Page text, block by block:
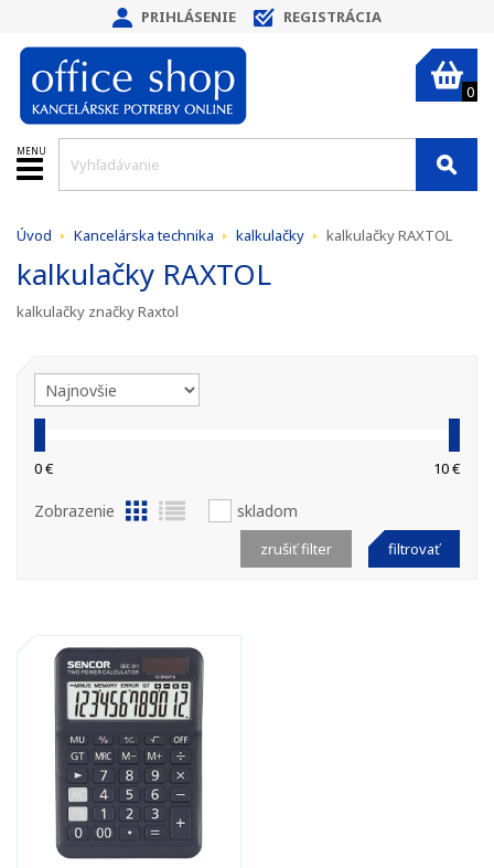
PRIHLÁSENIE REGISTRÁCIA
0
MENU
Úvod Kancelárska technika kalkulačky kalkulačky RAXTOL
kalkulačky RAXTOL
kalkulačky značky Raxtol
0 € 10 €
Zobrazenie skladom
filtrovať
zrušiť filter